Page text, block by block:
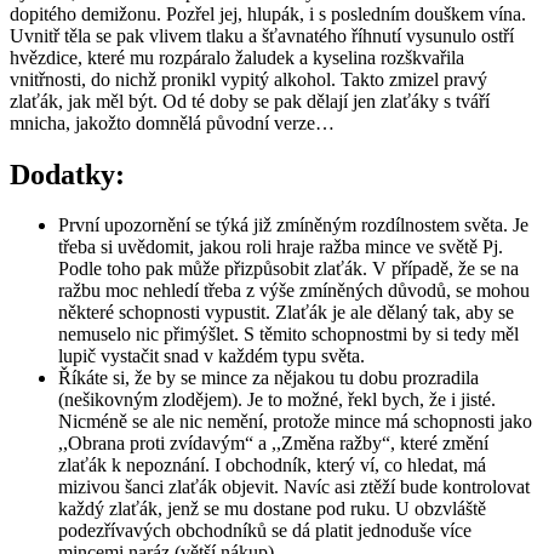
dopitého demižonu. Pozřel jej, hlupák, i s posledním douškem vína.
Uvnitř těla se pak vlivem tlaku a šťavnatého říhnutí vysunulo ostří
hvězdice, které mu rozpáralo žaludek a kyselina rozškvařila
vnitřnosti, do nichž pronikl vypitý alkohol. Takto zmizel pravý
zlaťák, jak měl být. Od té doby se pak dělají jen zlaťáky s tváří
mnicha, jakožto domnělá původní verze…
Dodatky:
První upozornění se týká již zmíněným rozdílnostem světa. Je
třeba si uvědomit, jakou roli hraje ražba mince ve světě Pj.
Podle toho pak může přizpůsobit zlaťák. V případě, že se na
ražbu moc nehledí třeba z výše zmíněných důvodů, se mohou
některé schopnosti vypustit. Zlaťák je ale dělaný tak, aby se
nemuselo nic přimýšlet. S těmito schopnostmi by si tedy měl
lupič vystačit snad v každém typu světa.
Říkáte si, že by se mince za nějakou tu dobu prozradila
(nešikovným zlodějem). Je to možné, řekl bych, že i jisté.
Nicméně se ale nic nemění, protože mince má schopnosti jako
,,Obrana proti zvídavým“ a ,,Změna ražby“, které změní
zlaťák k nepoznání. I obchodník, který ví, co hledat, má
mizivou šanci zlaťák objevit. Navíc asi ztěží bude kontrolovat
každý zlaťák, jenž se mu dostane pod ruku. U obzvláště
podezřívavých obchodníků se dá platit jednoduše více